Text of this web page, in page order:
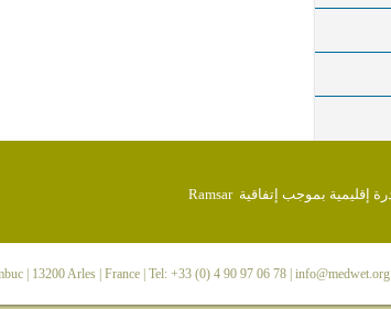
| 13200 Arles | France | Tel: +33 (0) 4 90 97 06 78 | info@medwet.org